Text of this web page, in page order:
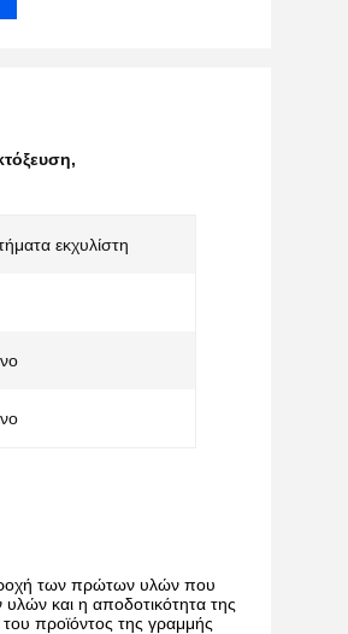
,
εκχυλίστη
των πρώτων υλών που
και η αποδοτικότητα της
προϊόντος της γραμμής